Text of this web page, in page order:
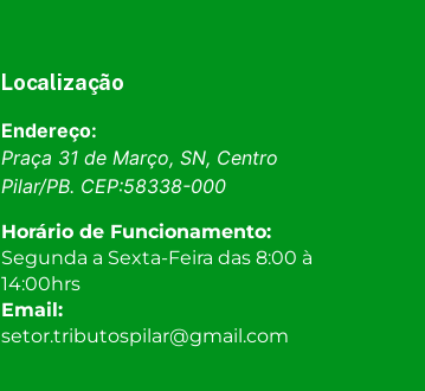
Localização
Endereço:
Praça 31 de Março, SN, Centro
Pilar/PB. CEP:58338-000
Horário de Funcionamento:
Segunda a Sexta-Feira das 8:00 à
14:00hrs
Email:
setor.tributospilar@gmail.com